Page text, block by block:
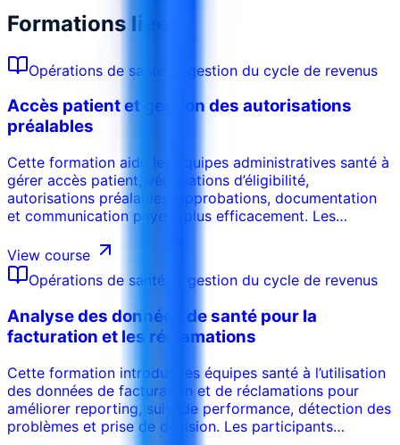
Formations liées
Opérations de santé et gestion du cycle de revenus
Accès patient et gestion des autorisations
préalables
Cette formation aide les équipes administratives santé à
gérer accès patient, vérifications d’éligibilité,
autorisations préalables, approbations, documentation
et communication payeur plus efficacement. Les
end influencent facturation, réclamations et expérience
patient.
View course
Opérations de santé et gestion du cycle de revenus
Analyse des données de santé pour la
facturation et les réclamations
Cette formation introduit les équipes santé à l’utilisation
des données de facturation et de réclamations pour
améliorer reporting, suivi de performance, détection des
problèmes et prise de décision. Les participants